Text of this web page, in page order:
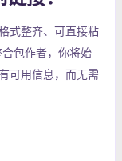
式整齐、可直接粘
包作者，你将始
可用信息，而无需